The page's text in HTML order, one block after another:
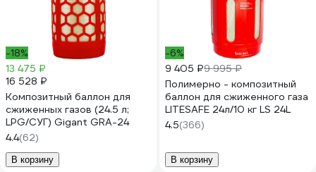
-18%
13 475 ₽
16 528 ₽
Композитный баллон для
сжиженных газов (24.5 л;
LPG/СУГ) Gigant GRA-24
4.4(62)
В корзину
-6%
9 405 ₽9 995 ₽
Полимерно - композитный
баллон для сжиженного газа
LITESAFE 24л/10 кг LS 24L
4.5(366)
В корзину